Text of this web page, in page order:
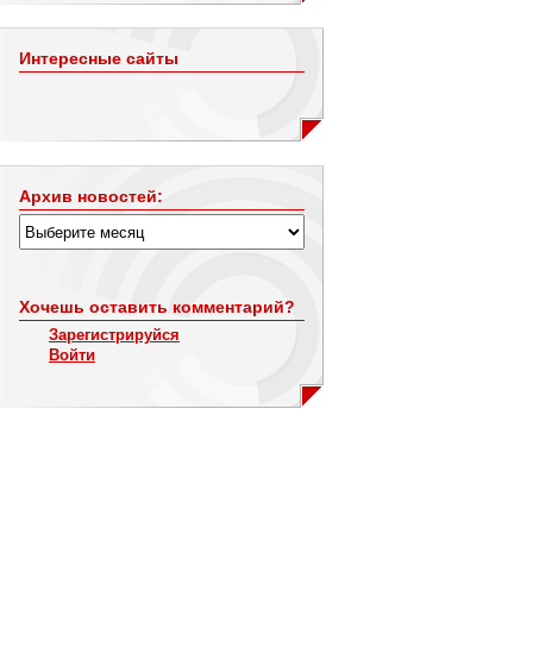
Интересные сайты
Архив новостей:
Хочешь оставить комментарий?
Зарегистрируйся
Войти